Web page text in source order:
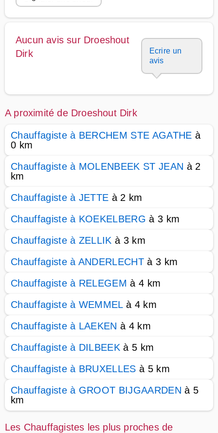
Aucun avis sur Droeshout
Dirk
Ecrire un
avis
A proximité de Droeshout Dirk
Chauffagiste à BERCHEM STE AGATHE à
0 km
Chauffagiste à MOLENBEEK ST JEAN à 2
km
Chauffagiste à JETTE à 2 km
Chauffagiste à KOEKELBERG à 3 km
Chauffagiste à ZELLIK à 3 km
Chauffagiste à ANDERLECHT à 3 km
Chauffagiste à RELEGEM à 4 km
Chauffagiste à WEMMELà 4 km
Chauffagiste à LAEKEN à 4 km
Chauffagiste à DILBEEK à 5 km
Chauffagiste à BRUXELLES à 5 km
Chauffagiste à GROOT BIJGAARDEN à 5
km
Les Chauffagistes les plus proches de